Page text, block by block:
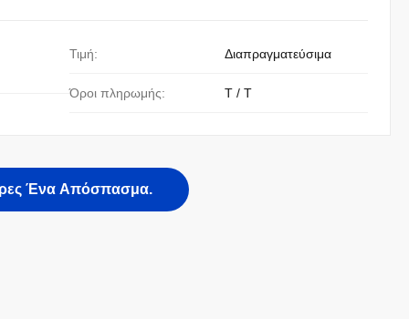
Τιμή: Διαπραγματεύσιμα
Όροι πληρωμής: T / T
Ένα Απόσπασμα.